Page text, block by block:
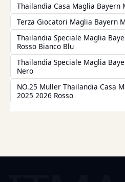
Thailandia Casa Maglia Bayern
Terza Giocatori Maglia Bayern
Thailandia Speciale Maglia
Rosso Bianco Blu
Thailandia Speciale Maglia
Nero
NO.25 Muller Thailandia Casa
2025 2026 Rosso